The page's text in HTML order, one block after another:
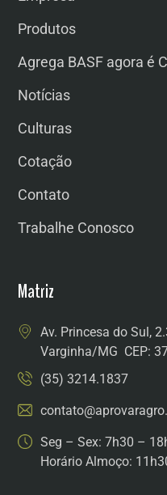
Produtos
Agrega BASF agora é
Notícias
Culturas
Cotação
Contato
Trabalhe Conosco
Matriz
Av. Princesa do Sul,
Varginha/MG CEP:
(35) 3214.1837
Seg – Sex: 7h30 –
Horário Almoço: